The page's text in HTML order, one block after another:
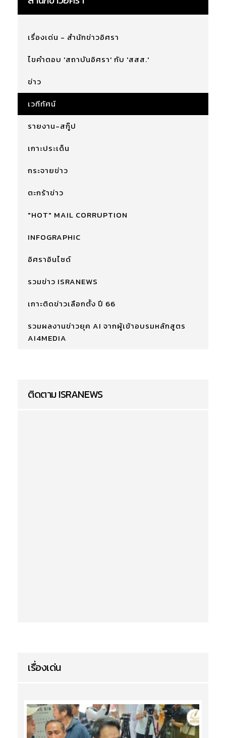
เรื่องเด่น - สำนักข่าวอิศรา
ไขคำตอบ 'สถาบันอิศรา' กับ 'สสส.'
ข่าว
เวทีทัศน์
รายงาน-สกู๊ป
เกาะประเด็น
กระจายข่าว
ตะกร้าข่าว
"HOT" MAIL CORRUPTION
INFOGRAPHIC
อิศราอินไซด์
รวมข่าว ISRANEWS
เกาะติดข่าวเลือกตั้ง ปี 66
รวมผลงานข่าวยุค AI จากผู้เข้าอบรมหลักสูตร
AI4MEDIA
ติดตาม ISRANEWS
เรื่องเด่น